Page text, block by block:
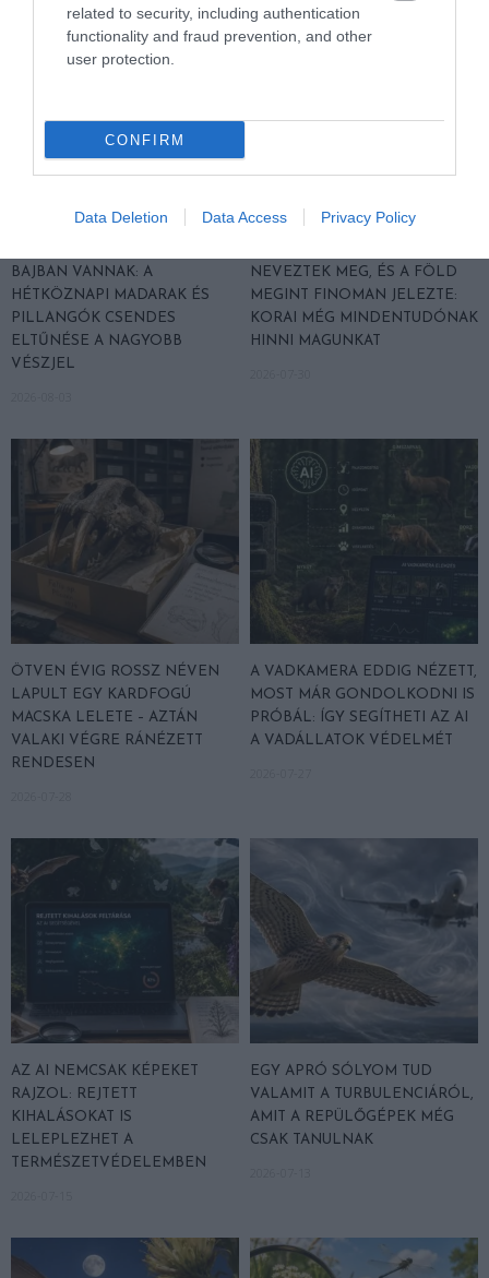
related to security, including authentication
functionality and fraud prevention, and other
user protection.
CONFIRM
Data Deletion Data Access Privacy Policy
BAJBAN VANNAK: A
HÉTKÖZNAPI MADARAK ÉS
PILLANGÓK CSENDES
ELTŰNÉSE A NAGYOBB
VÉSZJEL
NEVEZTEK MEG, ÉS A FÖLD
MEGINT FINOMAN JELEZTE:
KORAI MÉG MINDENTUDÓNAK
HINNI MAGUNKAT
ÖTVEN ÉVIG ROSSZ NÉVEN
LAPULT EGY KARDFOGÚ
MACSKA LELETE – AZTÁN
VALAKI VÉGRE RÁNÉZETT
RENDESEN
A VADKAMERA EDDIG NÉZETT,
MOST MÁR GONDOLKODNI IS
PRÓBÁL: ÍGY SEGÍTHETI AZ AI
A VADÁLLATOK VÉDELMÉT
AZ AI NEMCSAK KÉPEKET
RAJZOL: REJTETT
KIHALÁSOKAT IS
LELEPLEZHET A
TERMÉSZETVÉDELEMBEN
EGY APRÓ SÓLYOM TUD
VALAMIT A TURBULENCIÁRÓL,
AMIT A REPÜLŐGÉPEK MÉG
CSAK TANULNAK